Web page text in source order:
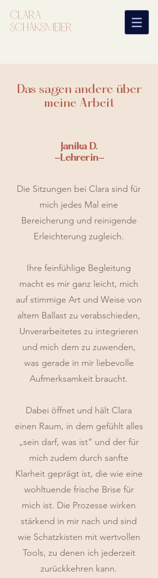
CLARA
SCHAKSMEIER
Das sagen andere über
meine Arbeit
Janika D.
-Lehrerin-
Die Sitzungen bei Clara sind für
mich jedes Mal eine
Bereicherung und reinigende
Erleichterung zugleich.
Ihre feinfühlige Begleitung
macht es mir ganz leicht, mich
auf stimmige Art und Weise von
altem Ballast zu verabschieden,
Unverarbeitetes zu integrieren
und mich dem zu zuwenden,
was gerade in mir liebevolle
Aufmerksamkeit braucht.
Dabei öffnet und hält Clara
einen Raum, in dem gefühlt alles
„sein darf, was ist“ und der für
mich zudem durch sanfte
Klarheit geprägt ist, die wie eine
wohltuende frische Brise für
mich ist. Die Prozesse wirken
stärkend in mir nach und sind
wie Schatzkisten mit wertvollen
Tools, zu denen ich jederzeit
zurückkehren kann.